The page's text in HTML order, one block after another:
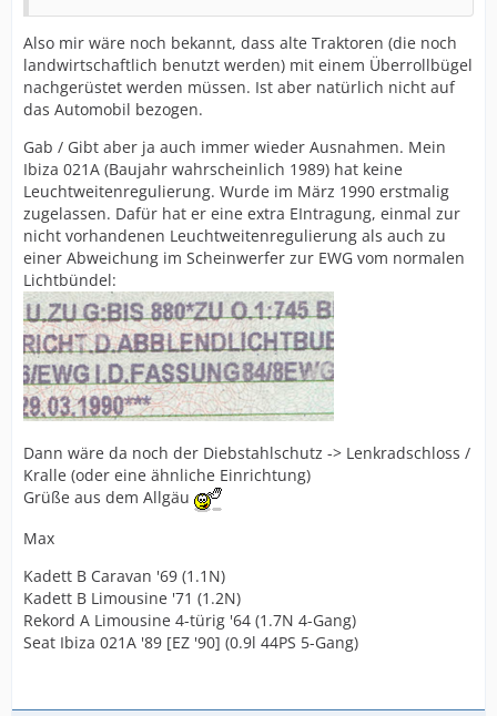
Also mir wäre noch bekannt, dass alte Traktoren (die noch
landwirtschaftlich benutzt werden) mit einem Überrollbügel
nachgerüstet werden müssen. Ist aber natürlich nicht auf
das Automobil bezogen.
Gab / Gibt aber ja auch immer wieder Ausnahmen. Mein
Ibiza 021A (Baujahr wahrscheinlich 1989) hat keine
Leuchtweitenregulierung. Wurde im März 1990 erstmalig
zugelassen. Dafür hat er eine extra EIntragung, einmal zur
nicht vorhandenen Leuchtweitenregulierung als auch zu
einer Abweichung im Scheinwerfer zur EWG vom normalen
Lichtbündel:
Dann wäre da noch der Diebstahlschutz -> Lenkradschloss /
Kralle (oder eine ähnliche Einrichtung)
Grüße aus dem Allgäu
Max
Kadett B Caravan '69 (1.1N)
Kadett B Limousine '71 (1.2N)
Rekord A Limousine 4-türig '64 (1.7N 4-Gang)
Seat Ibiza 021A '89 [EZ '90] (0.9l 44PS 5-Gang)